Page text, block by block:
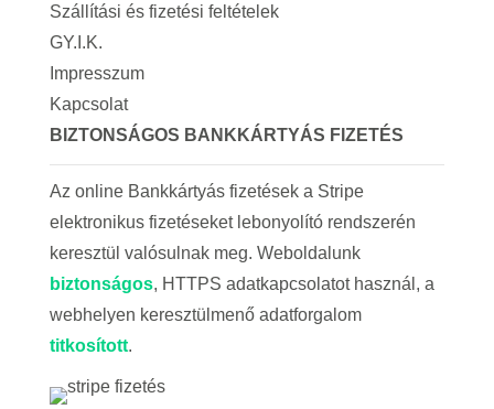
Szállítási és fizetési feltételek
GY.I.K.
Impresszum
Kapcsolat
BIZTONSÁGOS BANKKÁRTYÁS FIZETÉS
Az online Bankkártyás fizetések a Stripe
elektronikus fizetéseket lebonyolító rendszerén
keresztül valósulnak meg. Weboldalunk
biztonságos, HTTPS adatkapcsolatot használ, a
webhelyen keresztülmenő adatforgalom
titkosított.